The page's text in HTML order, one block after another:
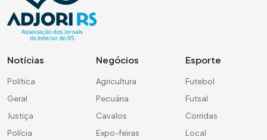
Notícias
Política
Geral
Justiça
Polícia
Negócios
Agricultura
Pecuária
Cavalos
Expo-feiras
Esporte
Futebol
Futsal
Corridas
Local